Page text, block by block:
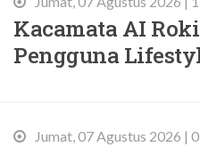
Kacamata AI
Pengguna
Jumat, 07 Agustus 2026 |